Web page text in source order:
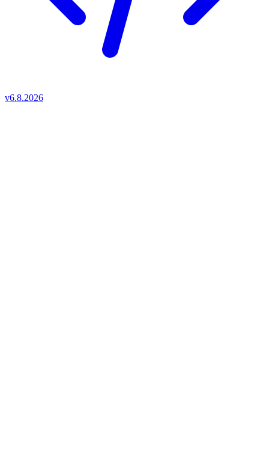
v6.8.2026